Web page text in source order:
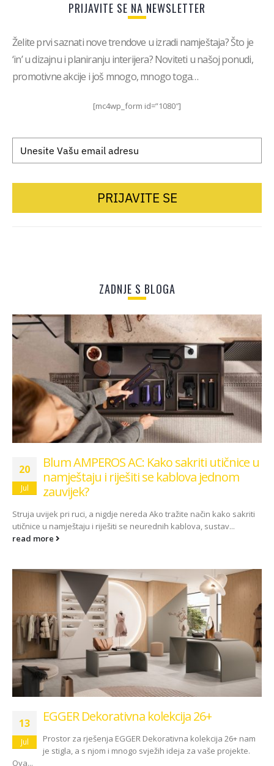
PRIJAVITE SE NA NEWSLETTER
Želite prvi saznati nove trendove u izradi namještaja? Što je
‘in’ u dizajnu i planiranju interijera? Noviteti u našoj ponudi,
promotivne akcije i još mnogo, mnogo toga…
[mc4wp_form id=”1080″]
PRIJAVITE SE
ZADNJE S BLOGA
20
Jul
Blum AMPEROS AC: Kako sakriti utičnice u
namještaju i riješiti se kablova jednom
zauvijek?
Struja uvijek pri ruci, a nigdje nereda Ako tražite način kako sakriti
utičnice u namještaju i riješiti se neurednih kablova, sustav...
read more
13
Jul
EGGER Dekorativna kolekcija 26+
Prostor za rješenja EGGER Dekorativna kolekcija 26+ nam
je stigla, a s njom i mnogo svježih ideja za vaše projekte.
Ova...